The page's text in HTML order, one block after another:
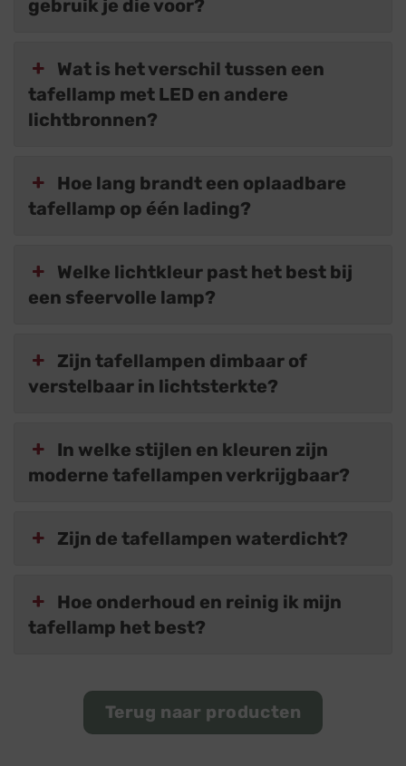
gebruik je die voor?
Wat is het verschil tussen een
tafellamp met LED en andere
lichtbronnen?
Hoe lang brandt een oplaadbare
tafellamp op één lading?
Welke lichtkleur past het best bij
een sfeervolle lamp?
Zijn tafellampen dimbaar of
verstelbaar in lichtsterkte?
In welke stijlen en kleuren zijn
moderne tafellampen verkrijgbaar?
Zijn de tafellampen waterdicht?
Hoe onderhoud en reinig ik mijn
tafellamp het best?
Terug naar producten